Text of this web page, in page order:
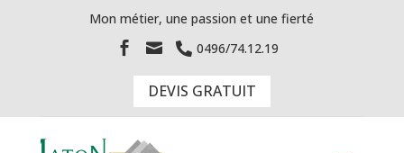
Mon métier, une passion et une fierté
   0496/74.12.19
DEVIS GRATUIT